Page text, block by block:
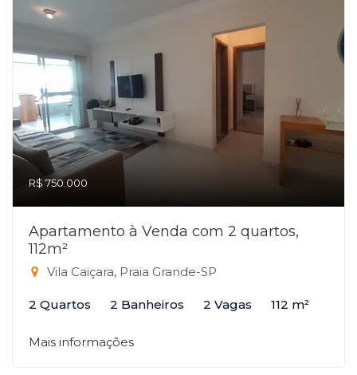
R$ 750.000
Apartamento à Venda com 2 quartos,
112m²
Vila Caiçara, Praia Grande-SP
2 Quartos 2 Banheiros 2 Vagas 112 m²
Mais informações